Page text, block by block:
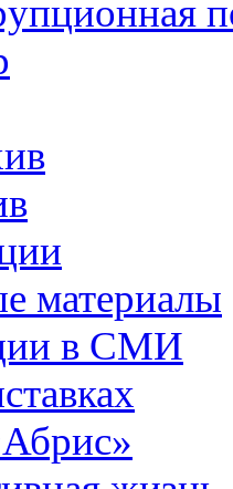
материалы
в СМИ